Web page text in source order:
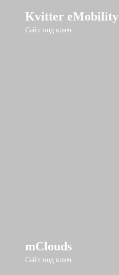
Kvitter eMobility
Сайт под ключ
mClouds
Сайт под ключ